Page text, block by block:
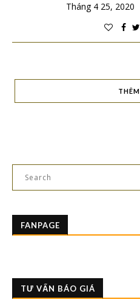
Tháng 4 25, 2020
THÊM
FANPAGE
TƯ VẤN BÁO GIÁ